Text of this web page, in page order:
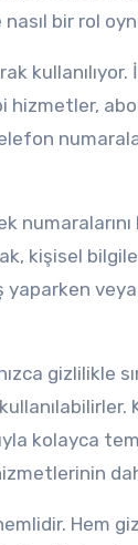
bir rol
kişisel
yaparken
gizlilikle
kolayca
Hem